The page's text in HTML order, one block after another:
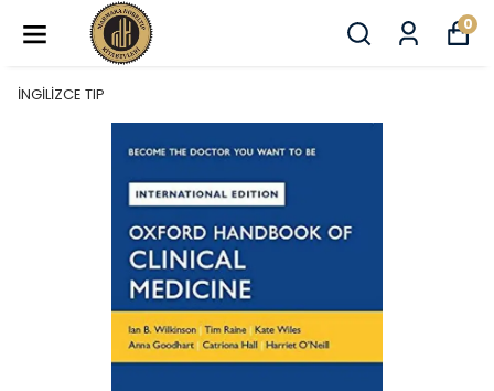
0
İNGİLİZCE TIP